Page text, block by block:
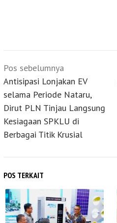
Navigasi
pos
Pos sebelumnya
Antisipasi Lonjakan EV
selama Periode Nataru,
Dirut PLN Tinjau Langsung
Kesiagaan SPKLU di
Berbagai Titik Krusial
POS TERKAIT